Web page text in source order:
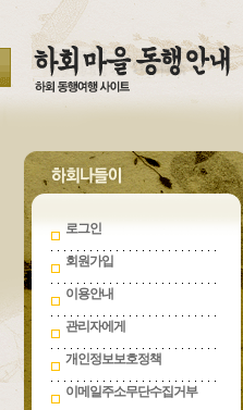
로그인
회원가입
이용안내
관리자에게
개인정보보호정책
이메일주소무단수집거부